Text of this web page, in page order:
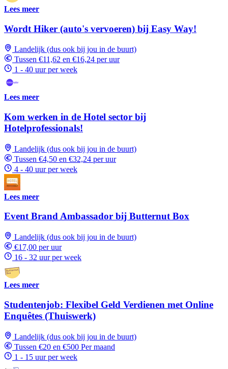
Lees meer
Wordt Hiker (auto's vervoeren) bij Easy Way!
Landelijk (dus ook bij jou in de buurt)
Tussen €11,62 en €16,24 per uur
1 - 40 uur per week
Lees meer
Kom werken in de Hotel sector bij
Hotelprofessionals!
Landelijk (dus ook bij jou in de buurt)
Tussen €4,50 en €32,24 per uur
4 - 40 uur per week
Lees meer
Event Brand Ambassador bij Butternut Box
Landelijk (dus ook bij jou in de buurt)
€17,00 per uur
16 - 32 uur per week
Lees meer
Studentenjob: Flexibel Geld Verdienen met Online
Enquêtes (Thuiswerk)
Landelijk (dus ook bij jou in de buurt)
Tussen €20 en €500 Per maand
1 - 15 uur per week